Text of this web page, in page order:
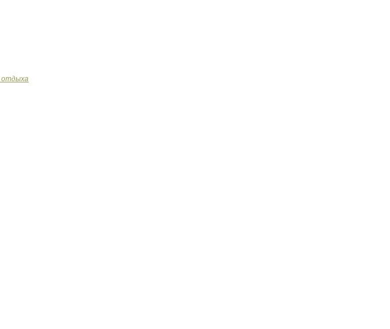
отдыха